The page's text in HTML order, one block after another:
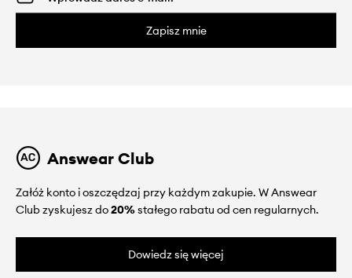
Zapisz mnie
Answear Club
Załóż konto i oszczędzaj przy każdym zakupie. W Answear
Club zyskujesz do20%stałego rabatu od cen regularnych.
Dowiedz się więcej